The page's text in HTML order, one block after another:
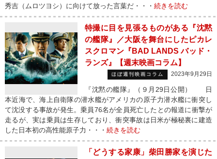
秀吉（ムロツヨシ）に向けて放った言葉だ・・・ 続きを読む
特撮に目を見張るものがある『沈黙
の艦隊』／大阪を舞台にしたピカレ
スクロマン『BAD LANDS バッド・
ランズ』【週末映画コラム】
ほぼ週刊映画コラム 2023年9月29日
『沈黙の艦隊』（９月29日公開） 日
本近海で、海上自衛隊の潜水艦がアメリカの原子力潜水艦に衝突し
て沈没する事故が発生。乗員76名が全員死亡したとの報道に衝撃が
走るが、実は乗員は生存しており、衝突事故は日米が極秘裏に建造
した日本初の高性能原子力・・・ 続きを読む
「どうする家康」柴田勝家を演じた